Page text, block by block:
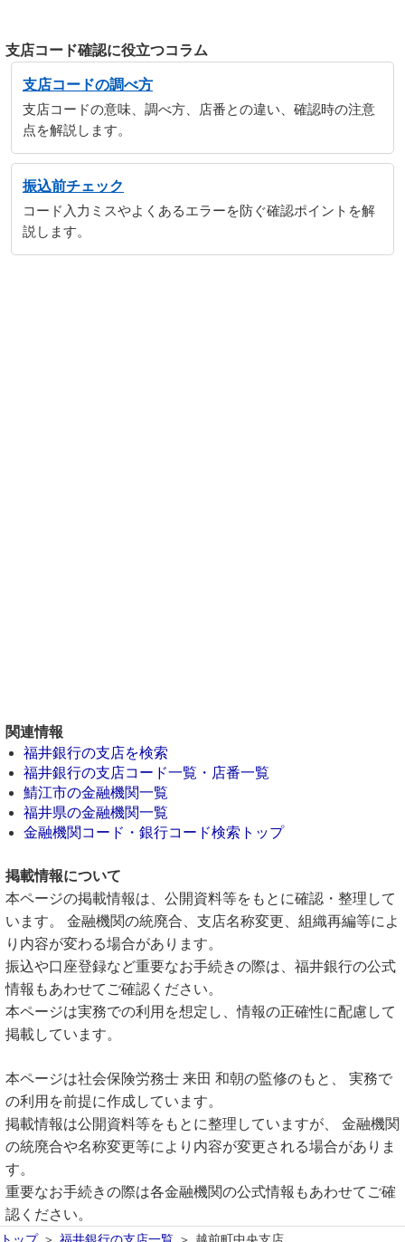
支店コード確認に役立つコラム
支店コードの調べ方
支店コードの意味、調べ方、店番との違い、確認時の注意
点を解説します。
振込前チェック
コード入力ミスやよくあるエラーを防ぐ確認ポイントを解
説します。
関連情報
福井銀行の支店を検索
福井銀行の支店コード一覧・店番一覧
鯖江市の金融機関一覧
福井県の金融機関一覧
金融機関コード・銀行コード検索トップ
掲載情報について
本ページの掲載情報は、公開資料等をもとに確認・整理して
います。 金融機関の統廃合、支店名称変更、組織再編等によ
り内容が変わる場合があります。
振込や口座登録など重要なお手続きの際は、福井銀行の公式
情報もあわせてご確認ください。
本ページは実務での利用を想定し、情報の正確性に配慮して
掲載しています。
本ページは社会保険労務士 来田 和朝の監修のもと、 実務で
の利用を前提に作成しています。
掲載情報は公開資料等をもとに整理していますが、 金融機関
の統廃合や名称変更等により内容が変更される場合がありま
す。
重要なお手続きの際は各金融機関の公式情報もあわせてご確
認ください。